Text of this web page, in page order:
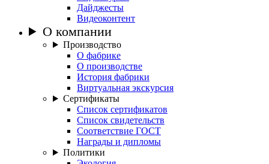
Дайджесты
Видеоконтент
О компании
Производство
О фабрике
О производстве
История фабрики
Виртуальная экскурсия
Сертификаты
Список сертификатов
Список свидетельств
Соответствие ГОСТ
Награды и дипломы
Политики